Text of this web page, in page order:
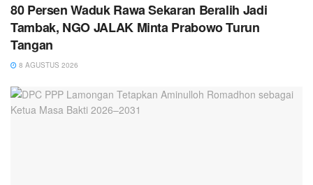
80 Persen Waduk Rawa Sekaran Beralih Jadi
Tambak, NGO JALAK Minta Prabowo Turun
Tangan
8 AGUSTUS 2026